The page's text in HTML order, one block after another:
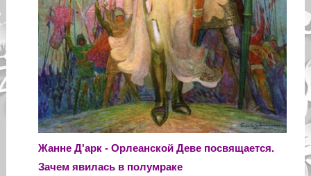
Жанне Д'арк - Орлеанской Деве посвящается.
Зачем явилась в полумраке